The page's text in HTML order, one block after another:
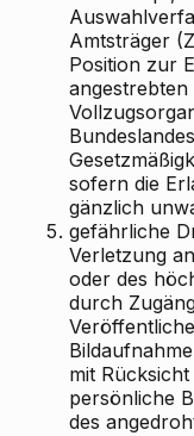
Amtsträger
Position zur
sofern die
gänzlich
5. gefährliche
Verletzung
oder des
durch
mit
persönliche
des